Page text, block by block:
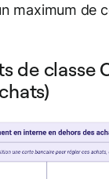
maximum de
de classe